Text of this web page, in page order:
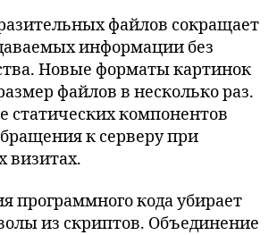
файлов сокращает
информации без
Новые форматы картинок
файлов в несколько раз.
статических компонентов
к серверу при
визитах.
программного кода убирает
из скриптов. Объединение